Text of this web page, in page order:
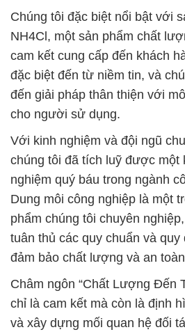
Chúng tôi đặc biệt nổi bật với
NH4Cl, một sản phẩm chất
cam kết cung cấp đến khách
đặc biệt đến từ niềm tin, và
đến giải pháp thân thiện với
cho người sử dụng.
Với kinh nghiệm và đội ngũ
chúng tôi đã tích luỹ được một
nghiệm quý báu trong ngành
Dung môi công nghiệp là một
phẩm chúng tôi chuyên
tuân thủ các quy chuẩn và
đảm bảo chất lượng và an
Châm ngôn “Chất Lượng Đến
chỉ là cam kết mà còn là định
và xây dựng mối quan hệ đối